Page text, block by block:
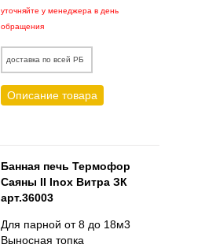
уточняйте у менеджера в день
обращения
доставка по всей РБ
Описание товара
Банная печь Термофор
Саяны II Inox Витра ЗК
арт.36003
Для парной от 8 до 18м3
Выносная топка